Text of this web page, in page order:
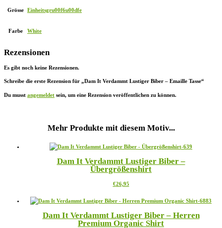
Grösse Einheitsgru00f6u00dfe
Farbe White
Rezensionen
Es gibt noch keine Rezensionen.
Schreibe die erste Rezension für „Dam It Verdammt Lustiger Biber – Emaille Tasse“
Du musst angemeldet sein, um eine Rezension veröffentlichen zu können.
Mehr Produkte mit diesem Motiv...
Dam It Verdammt Lustiger Biber –
Übergrößenshirt
€26,95Dieses
weist
Varianten
auf.
Dam It Verdammt Lustiger Biber – Herren
Premium Organic Shirt